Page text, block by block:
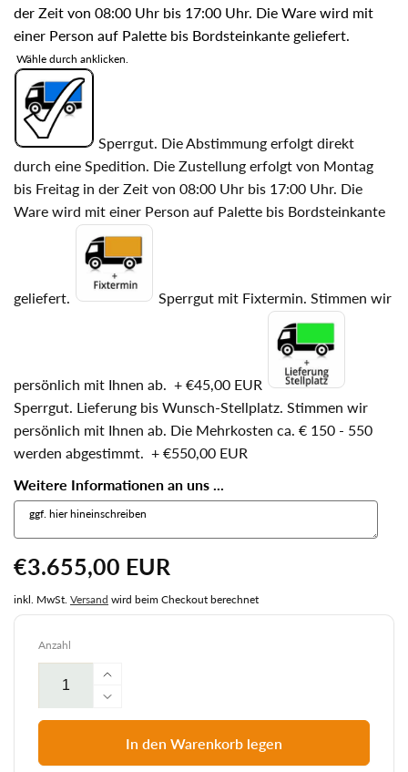
der Zeit von 08:00 Uhr bis 17:00 Uhr. Die Ware wird mit
einer Person auf Palette bis Bordsteinkante geliefert.
Wähle durch anklicken.
Sperrgut. Die Abstimmung erfolgt direkt
durch eine Spedition. Die Zustellung erfolgt von Montag
bis Freitag in der Zeit von 08:00 Uhr bis 17:00 Uhr. Die
Ware wird mit einer Person auf Palette bis Bordsteinkante
geliefert. Sperrgut mit Fixtermin. Stimmen wir
persönlich mit Ihnen ab. + €45,00 EUR
Sperrgut. Lieferung bis Wunsch-Stellplatz. Stimmen wir
persönlich mit Ihnen ab. Die Mehrkosten ca. € 150 - 550
werden abgestimmt. + €550,00 EUR
Weitere Informationen an uns ...
Normaler
Preis
€3.655,00 EUR
inkl. MwSt. Versand wird beim Checkout berechnet
Anzahl
Erhöhe
die
Menge
Verringere
die
Menge
für
In den Warenkorb legen